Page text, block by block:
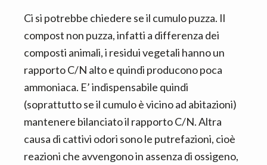
Ci si potrebbe chiedere se il cumulo puzza. Il
compost non puzza, infatti a differenza dei
composti animali, i residui vegetali hanno un
rapporto C/N alto e quindi producono poca
ammoniaca. E’ indispensabile quindi
(soprattutto se il cumulo è vicino ad abitazioni)
mantenere bilanciato il rapporto C/N. Altra
causa di cattivi odori sono le putrefazioni, cioè
reazioni che avvengono in assenza di ossigeno,